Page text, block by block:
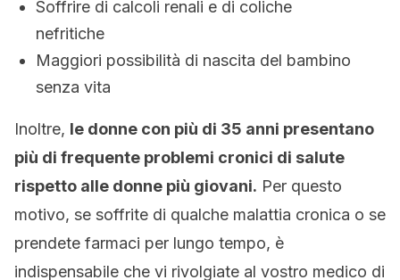
Soffrire di calcoli renali e di coliche
nefritiche
Maggiori possibilità di nascita del bambino
senza vita
Inoltre, le donne con più di 35 anni presentano
più di frequente problemi cronici di salute
rispetto alle donne più giovani. Per questo
motivo, se soffrite di qualche malattia cronica o se
prendete farmaci per lungo tempo, è
indispensabile che vi rivolgiate al vostro medico di